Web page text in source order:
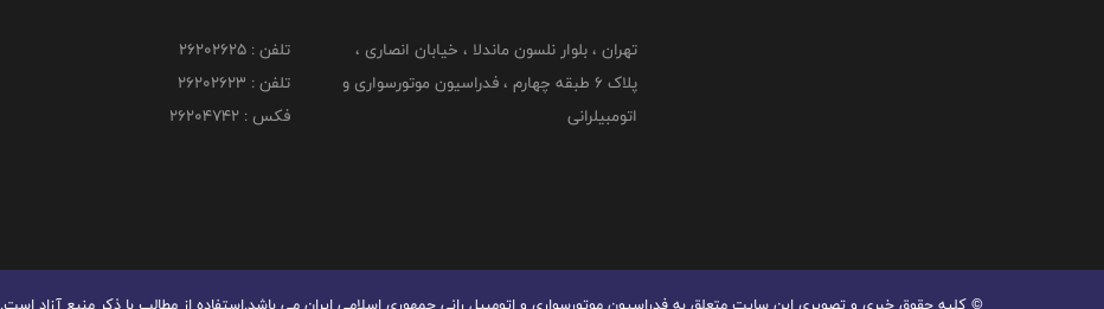
تهران ، بلوار نلسون ماندلا ، خیابان انصاری ،
پلاک ۶ طبقه چهارم ، فدراسیون موتورسواری و
اتومبیلرانی
تلفن : ۲۶۲۰۲۶۲۵
تلفن : ۲۶۲۰۲۶۲۳
فکس : ۲۶۲۰۴۷۴۲